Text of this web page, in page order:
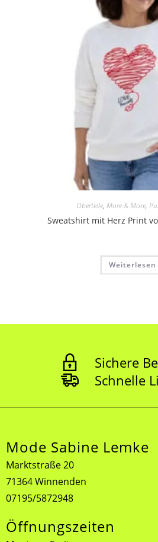
Oberteile, More & More,
Sweatshirt mit Herz Print
Weiterlesen
Sichere
Schnelle
Mode Sabine Lemke
Marktstraße 20
71364 Winnenden
07195/5872948
Öffnungszeiten